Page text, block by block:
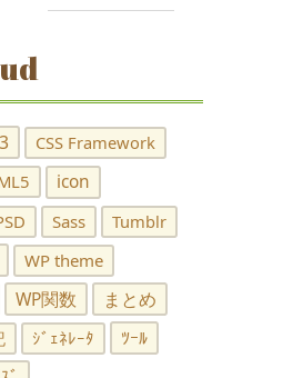
CSS Framework
icon
Sass Tumblr
WP theme
WP関数 まとめ
ｼﾞｪﾈﾚｰﾀ ﾂｰﾙ